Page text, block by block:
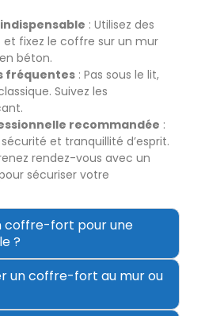
: Utilisez des
et fixez le coffre sur un mur
béton.
fréquentes : Pas sous le lit,
Suivez les
recommandée :
et tranquillité d’esprit.
rendez-vous avec un
pour sécuriser votre
coffre-fort pour une
?
un coffre-fort au mur ou